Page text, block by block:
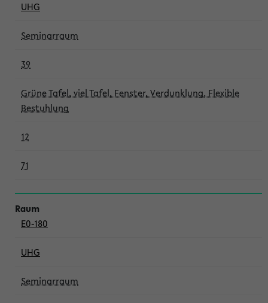
UHG
Seminarraum
39
Grüne Tafel, viel Tafel, Fenster, Verdunklung, Flexible
Bestuhlung
12
71
E0-180
UHG
Seminarraum